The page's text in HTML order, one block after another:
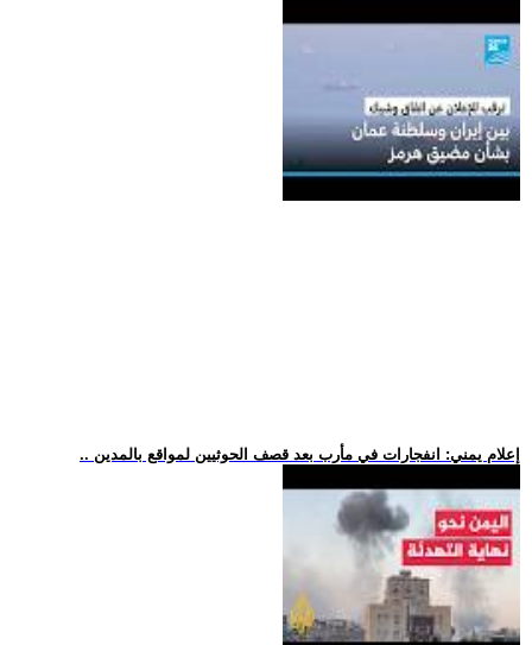
.. إعلام يمني: انفجارات في مأرب بعد قصف الحوثيين لمواقع بالمدين